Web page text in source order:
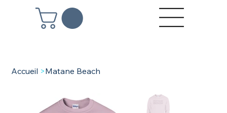
Accueil >Matane Beach